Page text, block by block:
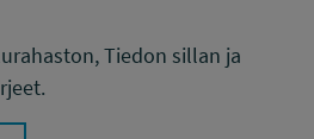
Tiedon sillan ja